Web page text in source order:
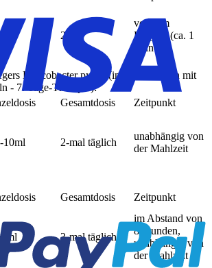
20ml
vor dem
Eingriff (ca. 1
Stunde)
Helicobacter pylori (in Kombination mit
- 7. Tage-Therapie):
Gesamtdosis
Zeitpunkt
10ml 2-mal täglich
unabhängig von
der Mahlzeit
Gesamtdosis
Zeitpunkt
3-mal täglich
im Abstand von
8 Stunden,
unabhängig von
der Mahlzeit